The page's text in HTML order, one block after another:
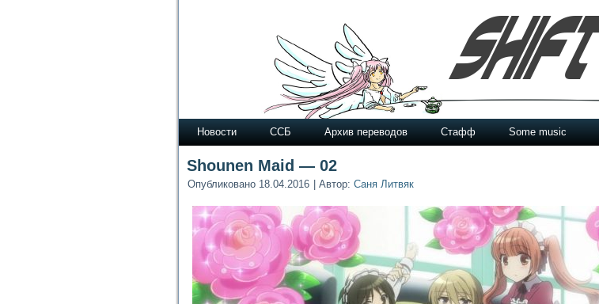
Новости ССБ Архив переводов Стафф Some music
Shounen Maid — 02
Опубликовано 18.04.2016 Автор: Саня Литвяк